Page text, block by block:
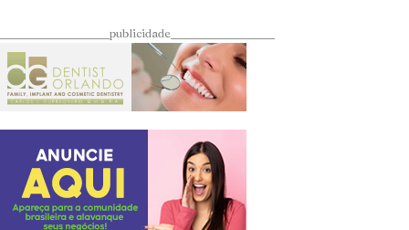
____________________publicidade___________________